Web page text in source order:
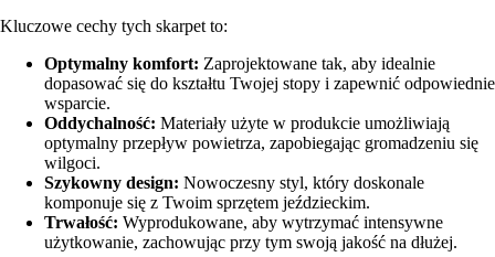
Kluczowe cechy tych skarpet to:
Optymalny komfort: Zaprojektowane tak, aby idealnie
dopasować się do kształtu Twojej stopy i zapewnić odpowiednie
wsparcie.
Oddychalność: Materiały użyte w produkcie umożliwiają
optymalny przepływ powietrza, zapobiegając gromadzeniu się
wilgoci.
Szykowny design: Nowoczesny styl, który doskonale
komponuje się z Twoim sprzętem jeździeckim.
Trwałość: Wyprodukowane, aby wytrzymać intensywne
użytkowanie, zachowując przy tym swoją jakość na dłużej.